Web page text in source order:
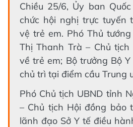
Chiều 25/6, Ủy ban
chức hội nghị trực tuyến
vệ trẻ em. Phó Thủ
Thị Thanh Trà – Chủ
về trẻ em; Bộ trưởng Bộ
chủ trì tại điểm cầu Trung
Phó Chủ tịch UBND tỉnh
– Chủ tịch Hội đồng bảo
lãnh đạo Sở Y tế điều